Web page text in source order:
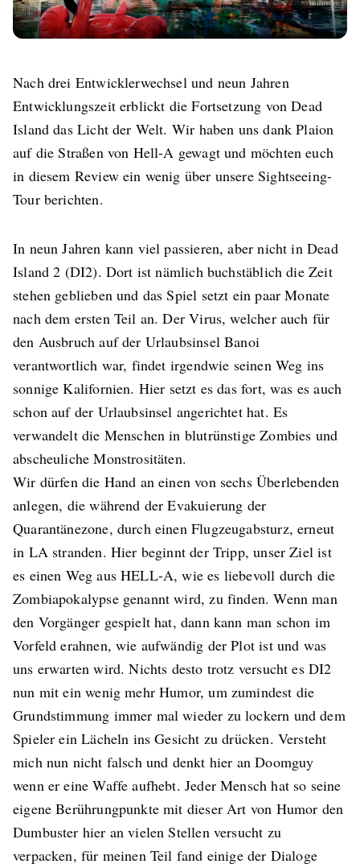
Nach drei Entwicklerwechsel und neun Jahren
Entwicklungszeit erblickt die Fortsetzung von Dead
Island das Licht der Welt. Wir haben uns dank Plaion
auf die Straßen von Hell-A gewagt und möchten euch
in diesem Review ein wenig über unsere Sightseeing-
Tour berichten.
In neun Jahren kann viel passieren, aber nicht in Dead
Island 2 (DI2). Dort ist nämlich buchstäblich die Zeit
stehen geblieben und das Spiel setzt ein paar Monate
nach dem ersten Teil an. Der Virus, welcher auch für
den Ausbruch auf der Urlaubsinsel Banoi
verantwortlich war, findet irgendwie seinen Weg ins
sonnige Kalifornien. Hier setzt es das fort, was es auch
schon auf der Urlaubsinsel angerichtet hat. Es
verwandelt die Menschen in blutrünstige Zombies und
abscheuliche Monstrositäten.
Wir dürfen die Hand an einen von sechs Überlebenden
anlegen, die während der Evakuierung der
Quarantänezone, durch einen Flugzeugabsturz, erneut
in LA stranden. Hier beginnt der Tripp, unser Ziel ist
es einen Weg aus HELL-A, wie es liebevoll durch die
Zombiapokalypse genannt wird, zu finden. Wenn man
den Vorgänger gespielt hat, dann kann man schon im
Vorfeld erahnen, wie aufwändig der Plot ist und was
uns erwarten wird. Nichts desto trotz versucht es DI2
nun mit ein wenig mehr Humor, um zumindest die
Grundstimmung immer mal wieder zu lockern und dem
Spieler ein Lächeln ins Gesicht zu drücken. Versteht
mich nun nicht falsch und denkt hier an Doomguy
wenn er eine Waffe aufhebt. Jeder Mensch hat so seine
eigene Berührungpunkte mit dieser Art von Humor den
Dumbuster hier an vielen Stellen versucht zu
verpacken, für meinen Teil fand einige der Dialoge